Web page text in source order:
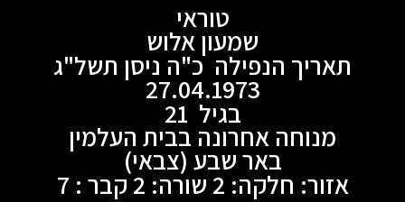
טוראי
שמעון אלוש
תאריך הנפילה כ"ה ניסן תשל"ג
27.04.1973
בגיל 21
מנוחה אחרונה בבית העלמין
באר שבע (צבאי)
אזור: חלקה: 2 שורה: 2 קבר : 7